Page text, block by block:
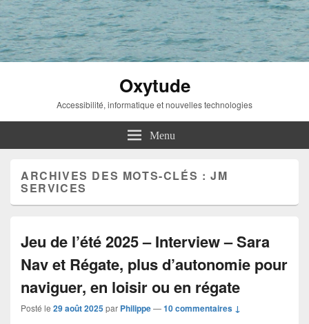
Oxytude
Accessibilité, informatique et nouvelles technologies
Menu
ARCHIVES DES MOTS-CLÉS :JM
SERVICES
Jeu de l’été 2025 – Interview – Sara
Nav et Régate, plus d’autonomie pour
naviguer, en loisir ou en régate
Posté le 29 août 2025par Philippe—10 commentaires ↓